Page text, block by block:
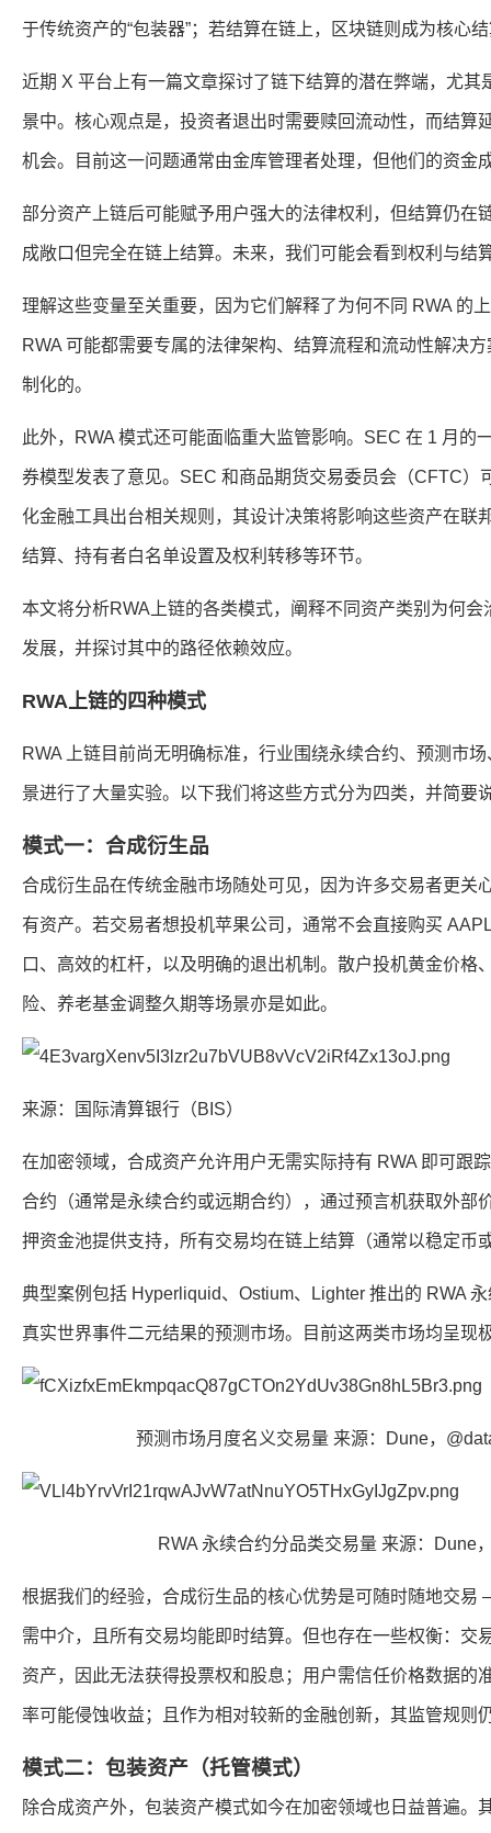
于传统资产的“包装器”；若结算在链上，区块链则成为核心
近期 X 平台上有一篇文章探讨了链下结算的潜在弊端，尤其
景中。核心观点是，投资者退出时需要赎回流动性，而结算
机会。目前这一问题通常由金库管理者处理，但他们的资金
部分资产上链后可能赋予用户强大的法律权利，但结算仍在
成敞口但完全在链上结算。未来，我们可能会看到权利与结
理解这些变量至关重要，因为它们解释了为何不同 RWA 的
RWA 可能都需要专属的法律架构、结算流程和流动性解决
制化的。
此外，RWA 模式还可能面临重大监管影响。SEC 在 1 月的
券模型发表了意见。SEC 和商品期货交易委员会（CFTC）
化金融工具出台相关规则，其设计决策将影响这些资产在联
结算、持有者白名单设置及权利转移等环节。
本文将分析RWA上链的各类模式，阐释不同资产类别为何
发展，并探讨其中的路径依赖效应。
RWA上链的四种模式
RWA 上链目前尚无明确标准，行业围绕永续合约、预测市
景进行了大量实验。以下我们将这些方式分为四类，并简要
模式一：合成衍生品
合成衍生品在传统金融市场随处可见，因为许多交易者更关
有资产。若交易者想投机苹果公司，通常不会直接购买
口、高效的杠杆，以及明确的退出机制。散户投机黄金价格
险、养老基金调整久期等场景亦是如此。
来源：国际清算银行（BIS）
在加密领域，合成资产允许用户无需实际持有 RWA 即可跟
合约（通常是永续合约或远期合约），通过预言机获取外部
押资金池提供支持，所有交易均在链上结算（通常以稳定币
典型案例包括 Hyperliquid、Ostium、Lighter 推出的 RWA
真实世界事件二元结果的预测市场。目前这两类市场均呈现
预测市场月度名义交易量 来源：Dune，
RWA 永续合约分品类交易量 来源：Dune
根据我们的经验，合成衍生品的核心优势是可随时随地交
需中介，且所有交易均能即时结算。但也存在一些权衡：交
资产，因此无法获得投票权和股息；用户需信任价格数据的
率可能侵蚀收益；且作为相对较新的金融创新，其监管规则
模式二：包装资产（托管模式）
除合成资产外，包装资产模式如今在加密领域也日益普遍。